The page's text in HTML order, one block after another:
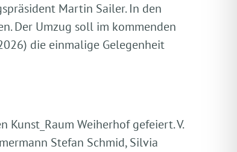
Martin Sailer. In den
Der Umzug soll im kommenden
die einmalige Gelegenheit
Weiherhof gefeiert. V.
Stefan Schmid, Silvia